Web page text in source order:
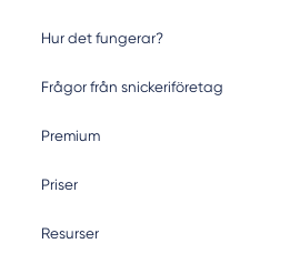
Hur det fungerar?
Frågor från snickeriföretag
Premium
Priser
Resurser